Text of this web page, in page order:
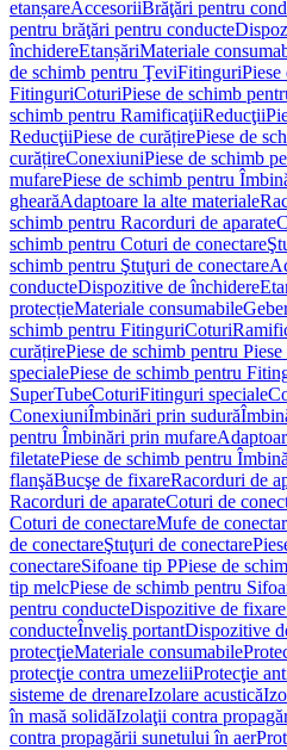
etanșareAccesoriiBrăţări pentru
pentru brăţări pentru conducte
închidereEtanșăriMateriale
de schimb pentru ŢeviFitinguriPiese
FitinguriCoturiPiese de schimb
schimb pentru RamificaţiiReducţii
ReducţiiPiese de curățirePiese de
curățireConexiuniPiese de schimb
mufarePiese de schimb pentru
ghearăAdaptoare la alte materiale
schimb pentru Racorduri de aparate
schimb pentru Coturi de conectare
schimb pentru Ştuţuri de conectare
conducteDispozitive de închidere
protecțieMateriale consumabile
schimb pentru FitinguriCoturi
curățirePiese de schimb pentru
specialePiese de schimb pentru
SuperTubeCoturiFitinguri speciale
ConexiuniÎmbinări prin sudură
pentru Îmbinări prin mufare
filetatePiese de schimb pentru
flanşăBucşe de fixareRacorduri de
Racorduri de aparateCoturi de
Coturi de conectareMufe de
de conectareŞtuţuri de conectare
conectareSifoane tip PPiese de
tip melcPiese de schimb pentru
pentru conducteDispozitive de
conducteÎnveliş portantDispozitive
protecţieMateriale consumabile
protecţie contra umezeliiProtecţie
sisteme de drenareIzolare acustică
în masă solidăIzolaţii contra
contra propagării sunetului în aer